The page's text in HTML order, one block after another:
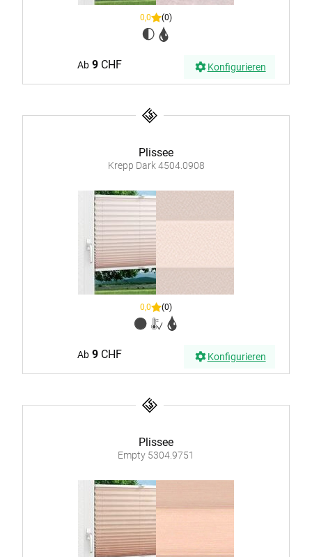
0,0 (0)
Ab 9CHF Konfigurieren
Plissee
Krepp Dark 4504.0908
0,0 (0)
Ab 9CHF Konfigurieren
Plissee
Empty 5304.9751